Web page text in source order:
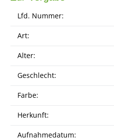
Lfd. Nummer:
Art:
Alter:
Geschlecht:
Farbe:
Herkunft:
Aufnahmedatum: